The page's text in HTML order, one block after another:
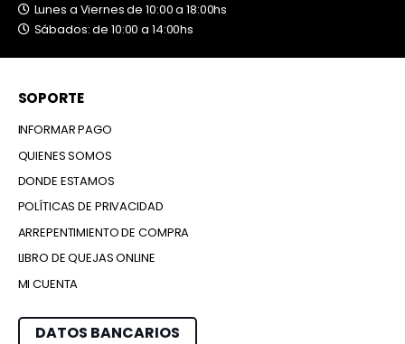
Lunes a Viernes de 10:00 a 18:00hs
Sábados: de 10:00 a 14:00hs
SOPORTE
INFORMAR PAGO
QUIENES SOMOS
DONDE ESTAMOS
POLÍTICAS DE PRIVACIDAD
ARREPENTIMIENTO DE COMPRA
LIBRO DE QUEJAS ONLINE
MI CUENTA
DATOS BANCARIOS